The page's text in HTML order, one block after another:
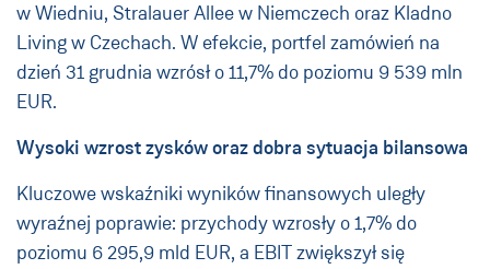
w Wiedniu, Stralauer Allee w Niemczech oraz Kladno
Living w Czechach. W efekcie, portfel zamówień na
dzień 31 grudnia wzrósł o 11,7% do poziomu 9 539 mln
EUR.
Wysoki wzrost zysków oraz dobra sytuacja bilansowa
Kluczowe wskaźniki wyników finansowych uległy
wyraźnej poprawie: przychody wzrosły o 1,7% do
poziomu 6 295,9 mld EUR, a EBIT zwiększył się